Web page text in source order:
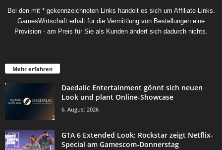
Bei den mit * gekennzeichneten Links handelt es sich um Affiliate-Links.
GamesWirtschaft erhält für die Vermittlung von Bestellungen eine
Provision - am Preis für Sie als Kunden ändert sich dadurch nichts.
Mehr erfahren
Daedalic Entertainment gönnt sich neuen
Look und plant Online-Showcase
6. August 2026
GTA 6 Extended Look: Rockstar zeigt Netflix-
Special am Gamescom-Donnerstag